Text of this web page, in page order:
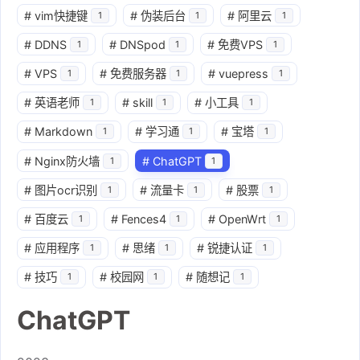
# vim快捷键 1 # 伪装后台 1 # 阿里云 1
# DDNS 1 # DNSpod 1 # 免费VPS 1
# VPS 1 # 免费服务器 1 # vuepress 1
# 英语老师 1 # skill 1 # 小工具 1
# Markdown 1 # 学习通 1 # 宝塔 1
# Nginx防火墙 1 # ChatGPT 1
# 图片ocr识别 1 # 流量卡 1 # 股票 1
# 百度云 1 # Fences4 1 # OpenWrt 1
# 应用程序 1 # 思绪 1 # 锐捷认证 1
# 技巧 1 # 校园网 1 # 随想记 1
ChatGPT